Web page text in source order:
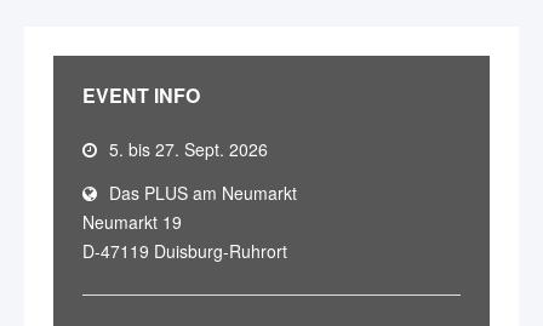
EVENT INFO
5. bis 27. Sept. 2026
Das PLUS am Neumarkt
Neumarkt 19
D-47119 Duisburg-Ruhrort